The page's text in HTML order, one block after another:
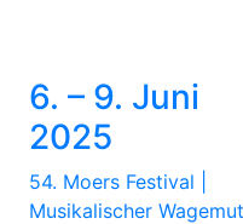
6. – 9. Juni
2025
54. Moers Festival |
Musikalischer Wagemut